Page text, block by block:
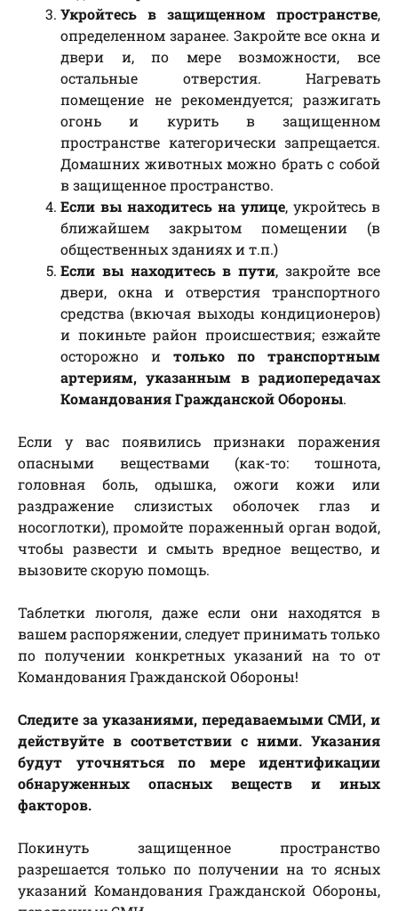
Укройтесь в защищенном пространстве,
определенном заранее. Закройте все окна и
двери и, по мере возможности, все
остальные отверстия. Нагревать
помещение не рекомендуется; разжигать
огонь и курить в защищенном
пространстве категорически запрещается.
Домашних животных можно брать с собой
в защищенное пространство.
Если вы находитесь на улице, укройтесь в
ближайшем закрытом помещении (в
общественных зданиях и т.п.)
Если вы находитесь в пути, закройте все
двери, окна и отверстия транспортного
средства (вкючая выходы кондиционеров)
и покиньте район происшествия; езжайте
осторожно и только по транспортным
артериям, указанным в радиопередачах
Командования Гражданской Обороны.
Если у вас появились признаки поражения
опасными веществами (как-то: тошнота,
головная боль, одышка, ожоги кожи или
раздражение слизистых оболочек глаз и
носоглотки), промойте пораженный орган водой,
чтобы развести и смыть вредное вещество, и
вызовите скорую помощь.
Таблетки люголя, даже если они находятся в
вашем распоряжении, следует принимать только
по получении конкретных указаний на то от
Командования Гражданской Обороны!
Следите за указаниями, передаваемыми СМИ, и
действуйте в соответствии с ними. Указания
будут уточняться по мере идентификации
обнаруженных опасных веществ и иных
факторов.
Покинуть защищенное пространство
разрешается только по получении на то ясных
указаний Командования Гражданской Обороны,